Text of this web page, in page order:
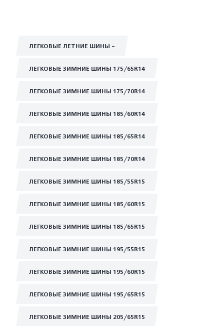
ЛЕГКОВЫЕ ЛЕТНИЕ ШИНЫ -
ЛЕГКОВЫЕ ЗИМНИЕ ШИНЫ 175/65R14
ЛЕГКОВЫЕ ЗИМНИЕ ШИНЫ 175/70R14
ЛЕГКОВЫЕ ЗИМНИЕ ШИНЫ 185/60R14
ЛЕГКОВЫЕ ЗИМНИЕ ШИНЫ 185/65R14
ЛЕГКОВЫЕ ЗИМНИЕ ШИНЫ 185/70R14
ЛЕГКОВЫЕ ЗИМНИЕ ШИНЫ 185/55R15
ЛЕГКОВЫЕ ЗИМНИЕ ШИНЫ 185/60R15
ЛЕГКОВЫЕ ЗИМНИЕ ШИНЫ 185/65R15
ЛЕГКОВЫЕ ЗИМНИЕ ШИНЫ 195/55R15
ЛЕГКОВЫЕ ЗИМНИЕ ШИНЫ 195/60R15
ЛЕГКОВЫЕ ЗИМНИЕ ШИНЫ 195/65R15
ЛЕГКОВЫЕ ЗИМНИЕ ШИНЫ 205/65R15